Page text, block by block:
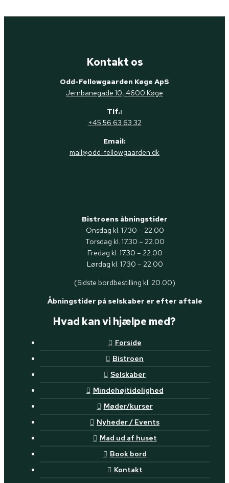
Kontakt os
Odd-Fellowgaarden Køge ApS
Jernbanegade 10, 4600 Køge
Tlf.:
+45 56 63 63 32
Email:
mail@odd-fellowgaarden.dk
Bistroens åbningstider
Onsdag kl. 17.30 – 22.00
Torsdag kl. 17.30 – 22.00
Fredag kl. 17.30 – 22.00
Lørdag kl. 17.30 – 22.00
(Sidste bordbestilling kl. 20.00)
Åbningstider på selskaber er efter aftale
Hvad kan vi hjælpe med?
Forside
Bistroen
Selskaber
Mindehøjtidelighed
Møder/kurser
Nyheder / Events
Mad ud af huset
Book bord
Kontakt